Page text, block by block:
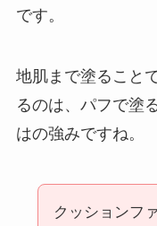
です。
地肌まで塗ること
るのは、パフで塗
はの強みですね。
クッションフ